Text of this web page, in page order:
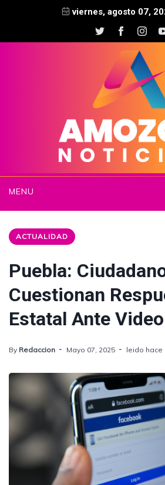
viernes, agosto 07,
MENU
ACTUALIDAD
Puebla:
Cuestionan
Estatal Ante
By Redaccion Mayo 07, 2025 leido hace